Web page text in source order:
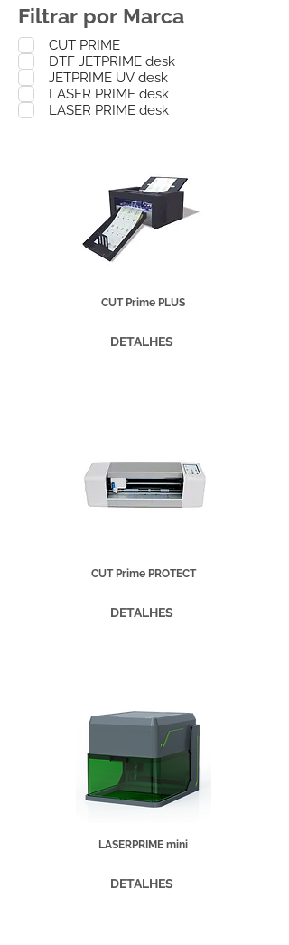
Filtrar por Marca
CUT PRIME
DTF JETPRIME desk
JETPRIME UV desk
LASER PRIME desk
LASER PRIME desk
CUT Prime PLUS
DETALHES
CUT Prime PROTECT
DETALHES
LASERPRIME mini
DETALHES